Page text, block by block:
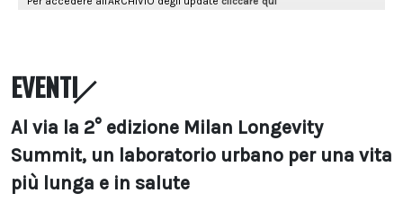
EVENTI
Al via la 2° edizione Milan Longevity
Summit, un laboratorio urbano per una vita
più lunga e in salute